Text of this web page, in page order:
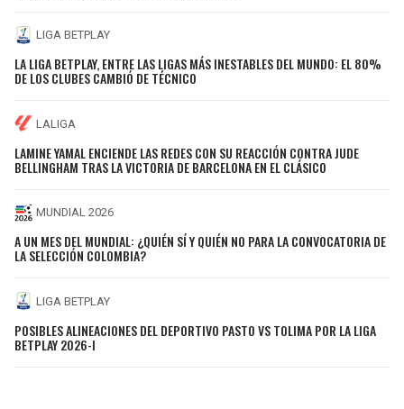
LIGA BETPLAY
LA LIGA BETPLAY, ENTRE LAS LIGAS MÁS INESTABLES DEL MUNDO: EL 80%
DE LOS CLUBES CAMBIÓ DE TÉCNICO
LALIGA
LAMINE YAMAL ENCIENDE LAS REDES CON SU REACCIÓN CONTRA JUDE
BELLINGHAM TRAS LA VICTORIA DE BARCELONA EN EL CLÁSICO
MUNDIAL 2026
A UN MES DEL MUNDIAL: ¿QUIÉN SÍ Y QUIÉN NO PARA LA CONVOCATORIA DE
LA SELECCIÓN COLOMBIA?
LIGA BETPLAY
POSIBLES ALINEACIONES DEL DEPORTIVO PASTO VS TOLIMA POR LA LIGA
BETPLAY 2026-I